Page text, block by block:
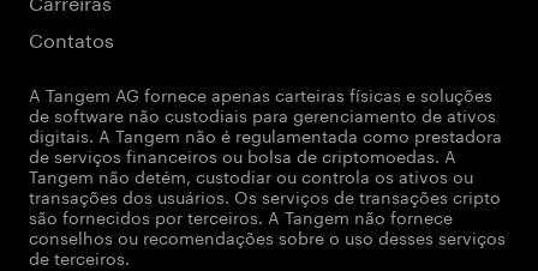
Contatos
A Tangem AG fornece apenas carteiras físicas e soluções
de software não custodiais para gerenciamento de ativos
digitais. A Tangem não é regulamentada como prestadora
de serviços financeiros ou bolsa de criptomoedas. A
Tangem não detém, custodiar ou controla os ativos ou
transações dos usuários. Os serviços de transações cripto
são fornecidos por terceiros. A Tangem não fornece
conselhos ou recomendações sobre o uso desses serviços
de terceiros.